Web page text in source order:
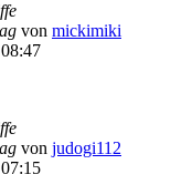
von mickimiki
von judogi112